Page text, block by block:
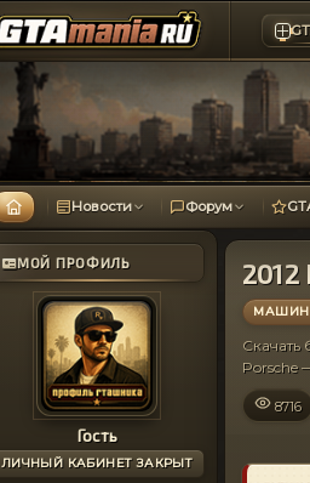
Новости Форум
МОЙ ПРОФИЛЬ
Гость
ЛИЧНЫЙ КАБИНЕТ ЗАКРЫТ
2012
Скачать
Porsche
8716